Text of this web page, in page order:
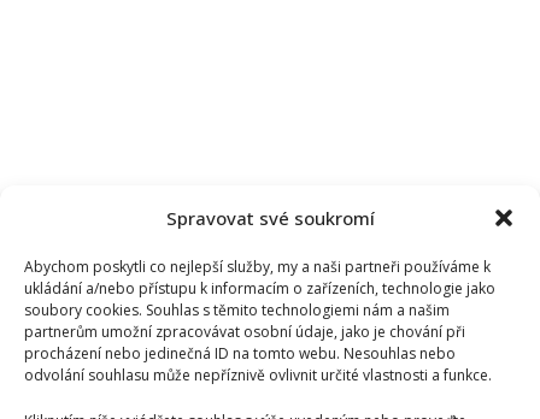
Spravovat své soukromí
Abychom poskytli co nejlepší služby, my a naši partneři používáme k
ukládání a/nebo přístupu k informacím o zařízeních, technologie jako
soubory cookies. Souhlas s těmito technologiemi nám a našim
partnerům umožní zpracovávat osobní údaje, jako je chování při
procházení nebo jedinečná ID na tomto webu. Nesouhlas nebo
odvolání souhlasu může nepříznivě ovlivnit určité vlastnosti a funkce.